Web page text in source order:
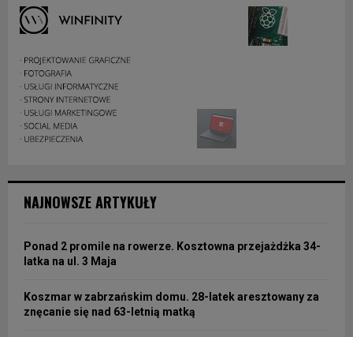
NAJNOWSZE ARTYKUŁY
Ponad 2 promile na rowerze. Kosztowna przejażdżka 34-
latka na ul. 3 Maja
Koszmar w zabrzańskim domu. 28-latek aresztowany za
znęcanie się nad 63-letnią matką